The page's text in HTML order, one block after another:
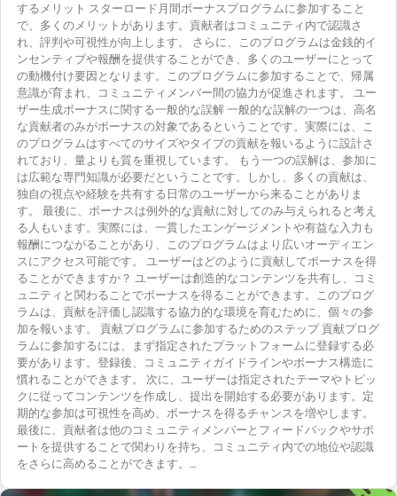
するメリット スターロード月間ボーナスプログラムに参加すること
で、多くのメリットがあります。貢献者はコミュニティ内で認識さ
れ、評判や可視性が向上します。 さらに、このプログラムは金銭的イ
ンセンティブや報酬を提供することができ、多くのユーザーにとって
の動機付け要因となります。このプログラムに参加することで、帰属
意識が育まれ、コミュニティメンバー間の協力が促進されます。 ユー
ザー生成ボーナスに関する一般的な誤解 一般的な誤解の一つは、高名
な貢献者のみがボーナスの対象であるということです。実際には、こ
のプログラムはすべてのサイズやタイプの貢献を報いるように設計さ
れており、量よりも質を重視しています。 もう一つの誤解は、参加に
は広範な専門知識が必要だということです。しかし、多くの貢献は、
独自の視点や経験を共有する日常のユーザーから来ることがありま
す。 最後に、ボーナスは例外的な貢献に対してのみ与えられると考え
る人もいます。実際には、一貫したエンゲージメントや有益な入力も
報酬につながることがあり、このプログラムはより広いオーディエン
スにアクセス可能です。 ユーザーはどのように貢献してボーナスを得
ることができますか？ ユーザーは創造的なコンテンツを共有し、コミ
ュニティと関わることでボーナスを得ることができます。このプログ
ラムは、貢献を評価し認識する協力的な環境を育むために、個々の参
加を報います。 貢献プログラムに参加するためのステップ 貢献プログ
ラムに参加するには、まず指定されたプラットフォームに登録する必
要があります。登録後、コミュニティガイドラインやボーナス構造に
慣れることができます。 次に、ユーザーは指定されたテーマやトピッ
クに従ってコンテンツを作成し、提出を開始する必要があります。定
期的な参加は可視性を高め、ボーナスを得るチャンスを増やします。
最後に、貢献者は他のコミュニティメンバーとフィードバックやサポ
ートを提供することで関わりを持ち、コミュニティ内での地位や認識
をさらに高めることができます。…